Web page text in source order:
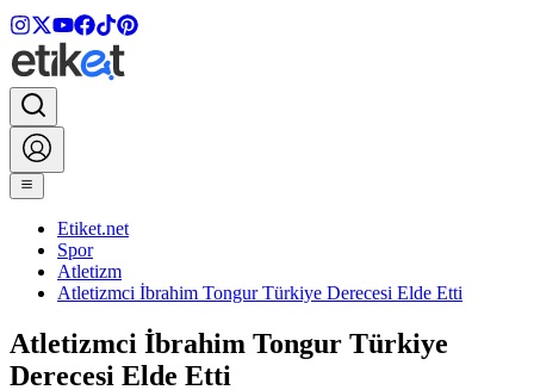
Etiket.net
Spor
Atletizm
Atletizmci İbrahim Tongur Türkiye Derecesi Elde Etti
Atletizmci İbrahim Tongur Türkiye
Derecesi Elde Etti